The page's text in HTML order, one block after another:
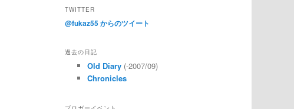
TWITTER
@fukaz55 からのツイート
過去の日記
Old Diary(-2007/09)
Chronicles